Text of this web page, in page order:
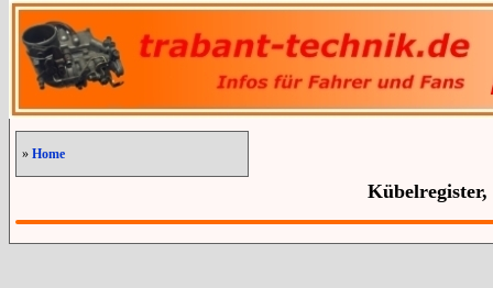
» Home
Kübelregister,